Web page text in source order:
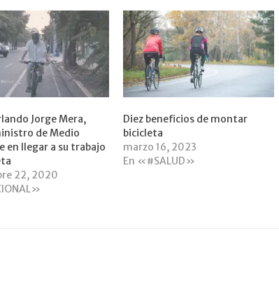
Jorge Mera,
de Medio
en llegar a su trabajo
22, 2020
Diez beneficios de montar
bicicleta
marzo 16, 2023
En «#SALUD»